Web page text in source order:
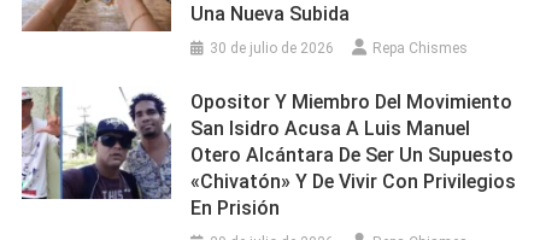
Una Nueva Subida
30 de julio de 2026 Repa Chismes
Opositor Y Miembro Del Movimiento
San Isidro Acusa A Luis Manuel
Otero Alcántara De Ser Un Supuesto
«chivatón» Y De Vivir Con Privilegios
En Prisión